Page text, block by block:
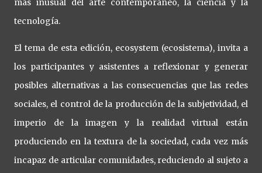
más inusual del arte contemporáneo, la ciencia y la
tecnología.
El tema de esta edición, ecosystem (ecosistema), invita a
los participantes y asistentes a reflexionar y generar
posibles alternativas a las consecuencias que las redes
sociales, el control de la producción de la subjetividad, el
imperio de la imagen y la realidad virtual están
produciendo en la textura de la sociedad, cada vez más
incapaz de articular comunidades, reduciendo al sujeto a